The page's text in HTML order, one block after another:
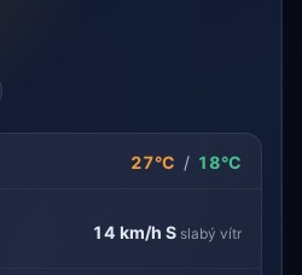
27°C / 18°C
14 km/h S slabý vítr